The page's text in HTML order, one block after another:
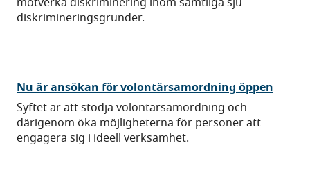
diskrimineringsgrunder.
Nu är ansökan för volontärsamordning öppen
Syftet är att stödja volontärsamordning och
därigenom öka möjligheterna för personer att
engagera sig i ideell verksamhet.